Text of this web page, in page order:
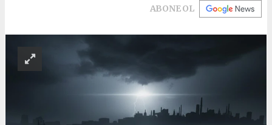
ABONE OL